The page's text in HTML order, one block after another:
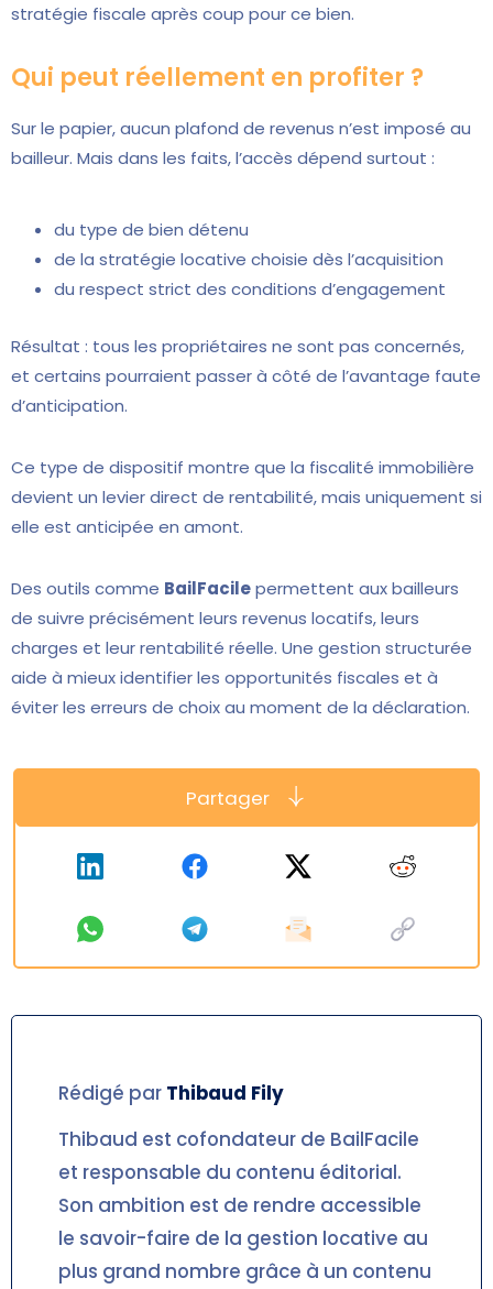
stratégie fiscale après coup pour ce bien.
Qui peut réellement en profiter ?
Sur le papier, aucun plafond de revenus n’est imposé au
bailleur. Mais dans les faits, l’accès dépend surtout :
du type de bien détenu
de la stratégie locative choisie dès l’acquisition
du respect strict des conditions d’engagement
Résultat : tous les propriétaires ne sont pas concernés,
et certains pourraient passer à côté de l’avantage faute
d’anticipation.
Ce type de dispositif montre que la fiscalité immobilière
devient un levier direct de rentabilité, mais uniquement si
elle est anticipée en amont.
Des outils comme BailFacilepermettent aux bailleurs
de suivre précisément leurs revenus locatifs, leurs
charges et leur rentabilité réelle. Une gestion structurée
aide à mieux identifier les opportunités fiscales et à
éviter les erreurs de choix au moment de la déclaration.
Partager
Rédigé par Thibaud Fily
Thibaud est cofondateur de BailFacile
et responsable du contenu éditorial.
Son ambition est de rendre accessible
le savoir-faire de la gestion locative au
plus grand nombre grâce à un contenu